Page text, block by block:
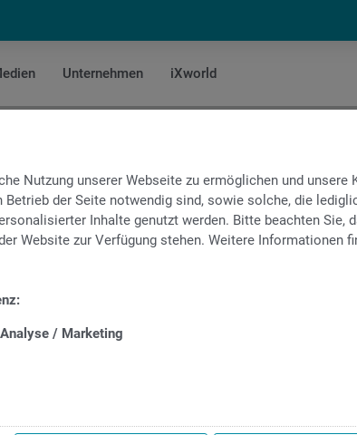
Nutzung unserer Webseite zu ermöglichen und unsere
Betrieb der Seite notwendig sind, sowie solche, die
Inhalte genutzt werden. Bitte beachten Sie,
Website zur Verfügung stehen. Weitere Informationen
Analyse / Marketing
Unternehmen iXworld
Software für INDEX
setzt neue Maßstäbe für Ihre Fertigung. Sie
(z.B. Aluminium, Buntmetalle, Edelstähle, Titan)
- INDEX ChipMaster ist die Lösung für wirtschaftlich